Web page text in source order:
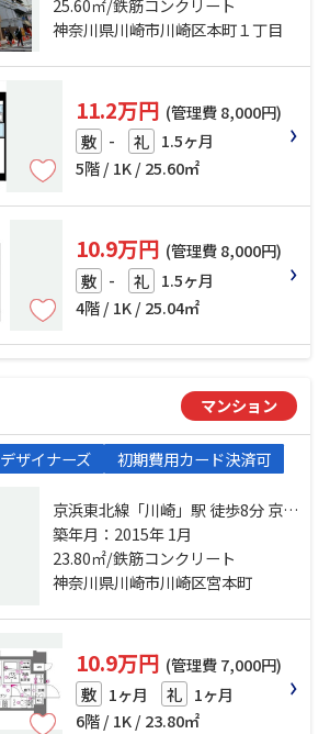
神奈川県川崎市川崎区本町１丁目
11.2万円 (管理費 8,000円)
敷 - 礼 1.5ヶ月
5階 / 1K / 25.60㎡
10.9万円 (管理費 8,000円)
敷 - 礼 1.5ヶ月
4階 / 1K / 25.04㎡
マンション
デザイナーズ 初期費用カード決済可
京浜東北線「川崎」駅 徒歩8分 京急
本線「京急川崎」駅 徒歩5分 京急大
師線「港町」駅 徒歩13分
築年月：2015年 1月
23.80㎡/鉄筋コンクリート
神奈川県川崎市川崎区宮本町
10.9万円 (管理費 7,000円)
敷 1ヶ月 礼 1ヶ月
6階 / 1K / 23.80㎡